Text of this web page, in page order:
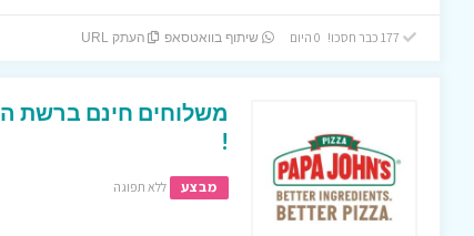
שיתוף בוואטסאפ העתק URL
משלוחים חינם ברשת
!
מבצע ללא תפוגה